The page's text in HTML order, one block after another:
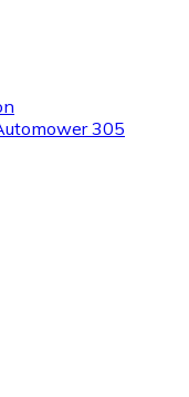
305